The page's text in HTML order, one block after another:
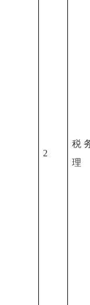
2
税
理